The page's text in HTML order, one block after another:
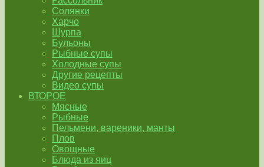
Солянки
Харчо
Шурпа
Бульоны
Рыбные супы
Холодные супы
Другие рецепты
Видео супы
ВТОРОЕ
Мясные
Рыбные
Пельмени, вареники, манты
Плов
Овощные
Блюда из яиц